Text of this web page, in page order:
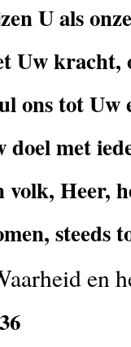
U als
Uw kracht,
ons tot Uw
met
volk, Heer,
steeds
en